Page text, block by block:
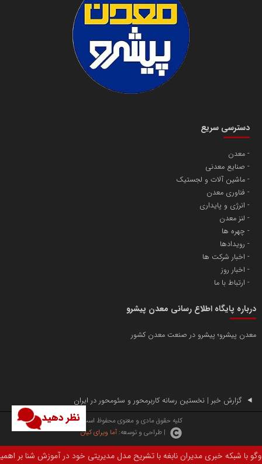
نظر دهید
دسترسی سریع
معدن
صنایع معدنی
ماشین آلات و لجستیک
فناوری معدن
انرژی و پایداری
لنز معدن
چهره ها
رویدادها
اخبار شرکت ها
اخبار روز
ارتباط با ما
درباره پایگاه اطلاع رسانی معدن پیشرو
معدن پیشرو؛ پیشرو در صنعت معدن کشور
گزارش خبر | نخستین رسانه کاربرمحور و سئومحور در ایران
کلیه حقوق مادی و معنوی محفوظ است.
| طراحی و توسعه: آما ویرای کیان
نابغه با تشریح مدل مدیریتی خود در آموزش شنا بر اهمیت